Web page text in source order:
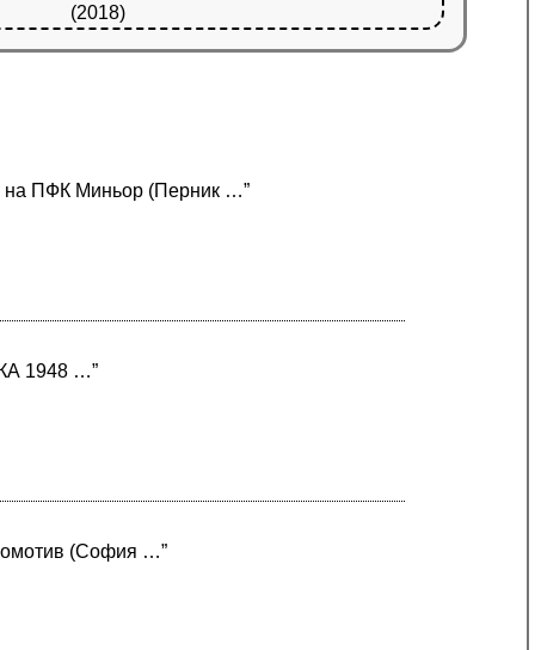
(2018)
на ПФК Миньор (Перник …”
1948 …”
(София …”